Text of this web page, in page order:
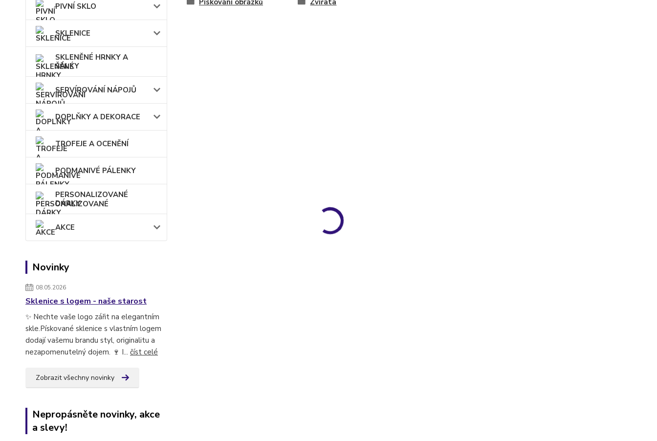
PIVNÍ SKLO
SKLENICE
SKLENĚNÉ HRNKY A
ŠÁLKY
SERVÍROVÁNÍ NÁPOJŮ
DOPLŇKY A DEKORACE
TROFEJE A OCENĚNÍ
PODMANIVÉ PÁLENKY
PERSONALIZOVANÉ
DÁRKY
AKCE
Novinky
08.05.2026
Sklenice s logem - naše starost
✨ Nechte vaše logo zářit na elegantním
skle.Pískované sklenice s vlastním logem
dodají vašemu brandu styl, originalitu a
nezapomenutelný dojem. 🍷 I... číst celé
Zobrazit všechny novinky
Nepropásněte novinky, akce
a slevy!
Pískování obrázků Zvířata